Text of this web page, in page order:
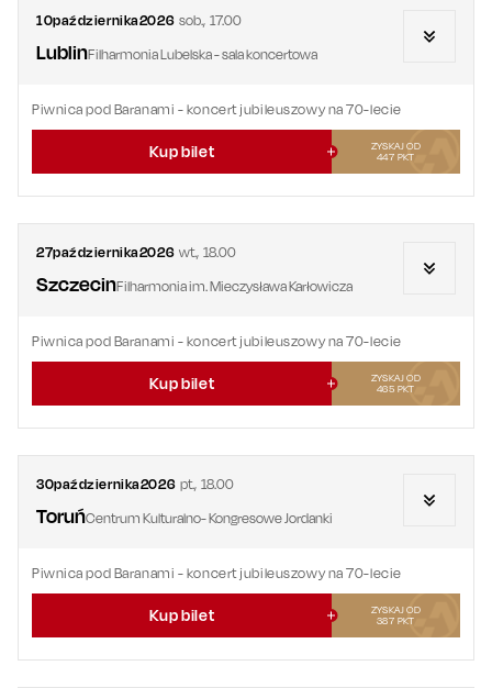
10października2026 sob.,17.00
LublinFilharmonia Lubelska - sala koncertowa
Piwnica pod Baranami - koncert jubileuszowy na 70-lecie
Kup bilet
ZYSKAJ OD
447 PKT
27października2026 wt.,18.00
SzczecinFilharmonia im. Mieczysława Karłowicza
Piwnica pod Baranami - koncert jubileuszowy na 70-lecie
Kup bilet
ZYSKAJ OD
465 PKT
30października2026 pt.,18.00
ToruńCentrum Kulturalno- Kongresowe Jordanki
Piwnica pod Baranami - koncert jubileuszowy na 70-lecie
Kup bilet
ZYSKAJ OD
387 PKT